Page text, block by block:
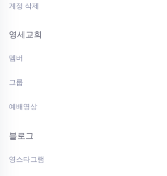
계정 삭제
영세교회
멤버
그룹
예배영상
블로그
영스타그램